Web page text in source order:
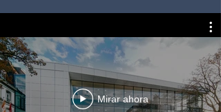
Mirar ahora